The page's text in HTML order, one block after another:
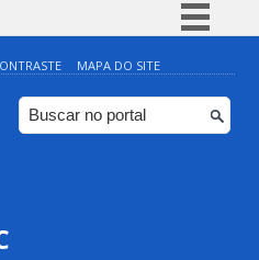
Simplifique!
Comunica BR
Participe
MAPA DO SITE